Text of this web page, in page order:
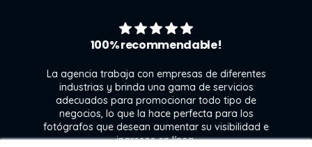
100% recommendable!
La agencia trabaja con empresas de diferentes
industrias y brinda una gama de servicios
adecuados para promocionar todo tipo de
negocios, lo que la hace perfecta para los
fotógrafos que desean aumentar su visibilidad e
ingresos en línea.